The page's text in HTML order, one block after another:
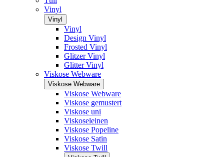
Vinyl
Vinyl
Vinyl
Design Vinyl
Frosted Vinyl
Glitzer Vinyl
Glitter Vinyl
Viskose Webware
Viskose Webware
Viskose Webware
Viskose gemustert
Viskose uni
Viskoseleinen
Viskose Popeline
Viskose Satin
Viskose Twill